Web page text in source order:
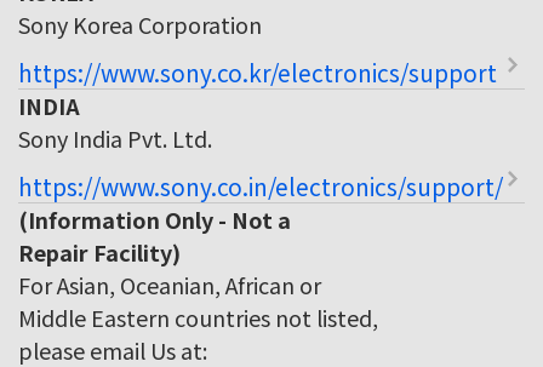
Sony Korea Corporation
https://www.sony.co.kr/electronics/support
INDIA
Sony India Pvt. Ltd.
https://www.sony.co.in/electronics/support/
(Information Only - Not a
Repair Facility)
For Asian, Oceanian, African or
Middle Eastern countries not listed,
please email Us at: